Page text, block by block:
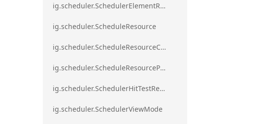
ig.scheduler.SchedulerElementRole
ig.scheduler.ScheduleResource
ig.scheduler.ScheduleResourceColorScheme
ig.scheduler.ScheduleResourceProperty
ig.scheduler.SchedulerHitTestResult
ig.scheduler.SchedulerViewMode